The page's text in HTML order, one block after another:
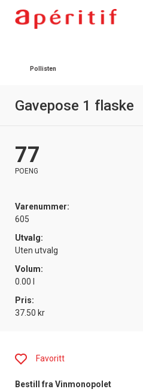
Pollisten
Gavepose 1 flaske
77
POENG
Varenummer:
605
Utvalg:
Uten utvalg
Volum:
0.00 l
Pris:
37.50 kr
Favoritt
Bestill fra Vinmonopolet